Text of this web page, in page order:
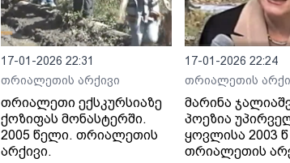
17-01-2026 22:31
თრიალეთის არქივი
თრიალეთი ექსკურსიაზე
ქოზიფას მონასტერში.
2005 წელი. თრიალეთის
არქივი.
17-01-2026 22:24
თრიალეთის
მარინა
პოეზია
ყოვლისა 2003 წ
თრიალეთის